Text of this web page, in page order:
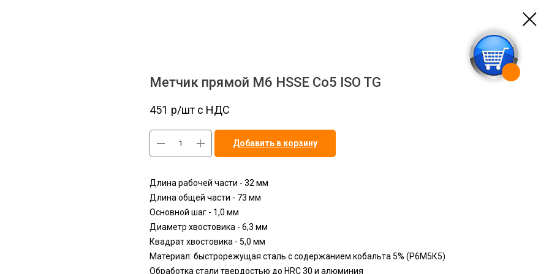
Метчик прямой M6 HSSE Co5 ISO TG
451 р/шт c НДС
Добавить в корзину
Длина рабочей части - 32 мм
Длина общей части - 73 мм
Основной шаг - 1,0 мм
Диаметр хвостовика - 6,3 мм
Квадрат хвостовика - 5,0 мм
Материал: быстрорежущая сталь с содержанием кобальта 5% (Р6М5К5)
Обработка стали твердостью до HRC 30 и алюминия